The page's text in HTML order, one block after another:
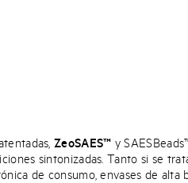
ZeoSAES™ y
sintonizadas. Tanto si se
de consumo, envases de alta